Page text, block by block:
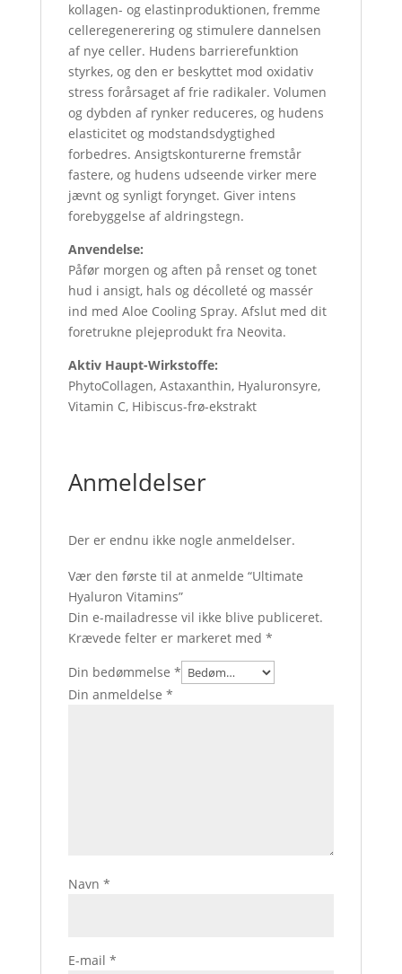
kollagen- og elastinproduktionen, fremme
celleregenerering og stimulere dannelsen
af ​​nye celler. Hudens barrierefunktion
styrkes, og den er beskyttet mod oxidativ
stress forårsaget af frie radikaler. Volumen
og dybden af ​​rynker reduceres, og hudens
elasticitet og modstandsdygtighed
forbedres. Ansigtskonturerne fremstår
fastere, og hudens udseende virker mere
jævnt og synligt forynget. Giver intens
forebyggelse af aldringstegn.
Anvendelse:
Påfør morgen og aften på renset og tonet
hud i ansigt, hals og décolleté og massér
ind med Aloe Cooling Spray. Afslut med dit
foretrukne plejeprodukt fra Neovita.
Aktiv Haupt-Wirkstoffe:
PhytoCollagen, Astaxanthin, Hyaluronsyre,
Vitamin C, Hibiscus-frø-ekstrakt
Anmeldelser
Der er endnu ikke nogle anmeldelser.
Vær den første til at anmelde “Ultimate
Hyaluron Vitamins”
Din e-mailadresse vil ikke blive publiceret.
Krævede felter er markeret med *
Din bedømmelse *
Din anmeldelse *
Navn *
E-mail *